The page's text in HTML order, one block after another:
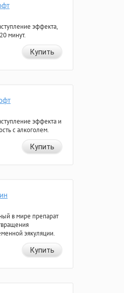
эффекта,
минут.
Купить
эффекта и
с алкоголем.
Купить
в мире препарат
эякуляции.
Купить